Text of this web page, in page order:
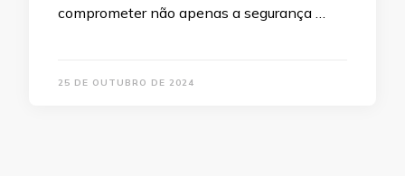
comprometer não apenas a segurança …
25 DE OUTUBRO DE 2024